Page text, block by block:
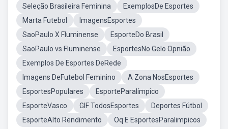
Seleção Brasileira Feminina
ExemplosDe Esportes
Marta Futebol
ImagensEsportes
SaoPaulo X Fluminense
EsporteDo Brasil
SaoPaulo vs Fluminense
EsportesNo Gelo Opnião
Exemplos De Esportes DeRede
Imagens DeFutebol Feminino
A Zona NosEsportes
EsportesPopulares
EsporteParalímpico
EsporteVasco
GIF TodosEsportes
Deportes Fútbol
EsporteAlto Rendimento
Oq E EsportesParalimpicos